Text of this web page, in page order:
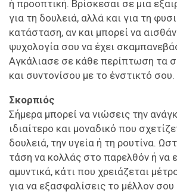
ή προοπτική. Βρίσκεσαι σε μια
για τη δουλειά, αλλά και για τη
κατάσταση, αν και μπορεί να
ψυχολογία σου να έχει
Αγκάλιασε σε κάθε περίπτωση τα
και συντονίσου με το ένστικτό σου.
Σκορπιός
Σήμερα μπορεί να νιώσεις την
ιδιαίτερο και μοναδικό που
δουλειά, την υγεία ή τη ρουτίνα.
τάση να κολλάς στο παρελθόν ή να
αμυντικά, κάτι που χρειάζεται
για να εξασφαλίσεις το μέλλον σου